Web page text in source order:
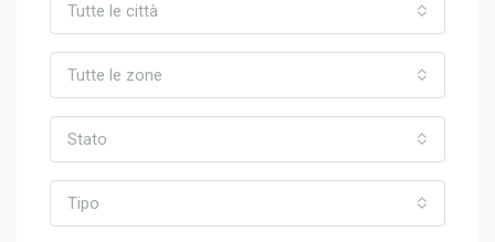
Tutte le città
Tutte le zone
Stato
Tipo